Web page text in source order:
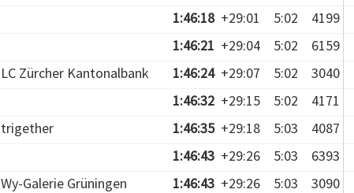
1:46:18 +29:01 5:02 4199
1:46:21 +29:04 5:02 6159
LC Zürcher Kantonalbank 1:46:24 +29:07 5:02 3040
1:46:32 +29:15 5:02 4171
trigether 1:46:35 +29:18 5:03 4087
1:46:43 +29:26 5:03 6393
Wy-Galerie Grüningen 1:46:43 +29:26 5:03 3090